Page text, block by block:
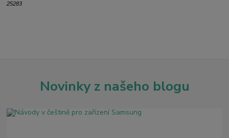
25283
Novinky z našeho blogu